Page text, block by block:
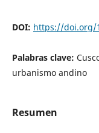
DOI: https://doi.org/
Palabras clave:
urbanismo andino
Resumen